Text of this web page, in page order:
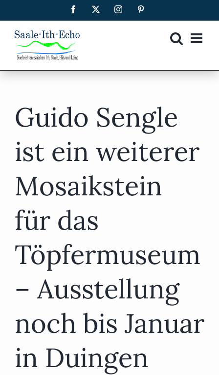
Inhalt
springen
Facebook Instagram
Guido Sengle
ist ein weiterer
Mosaikstein
für das
Töpfermuseum
– Ausstellung
noch bis Januar
in Duingen